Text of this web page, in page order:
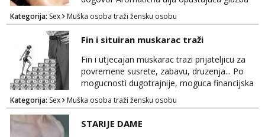
Budi moja Kraljica i ispuni si želje za dobro
opuštanje Vaš prostor
Kategorija: Sex Muška osoba traži žensku osobu
Fin i situiran muskarac traži
Fin i utjecajan muskarac trazi prijateljicu za
povremene susrete, zabavu, druzenja... Po
mogucnosti dugotrajnije, moguca financijska
potpora!
Kategorija: Sex Muška osoba traži žensku osobu
STARIJE DAME